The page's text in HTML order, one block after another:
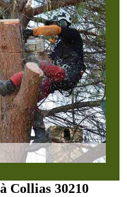
Collias 30210